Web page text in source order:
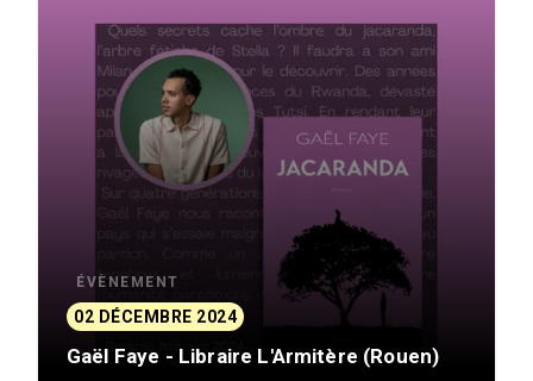
ÉVÈNEMENT
02 DÉCEMBRE 2024
Gaël Faye - Libraire L'Armitère (Rouen)